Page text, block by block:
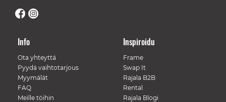
Info
Ota yhteyttä
Pyydä vaihtotarjous
Myymälät
FAQ
Meille töihin
Inspiroidu
Frame
Swap It
Rajala B2B
Rental
Rajala Blogi